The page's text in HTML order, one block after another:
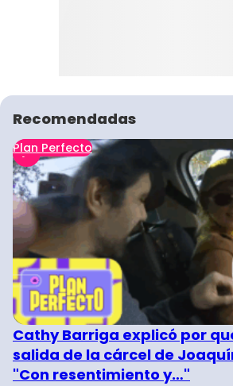
Recomendadas
Plan Perfecto
Cathy Barriga explicó por
salida de la cárcel de
"Con resentimiento y…"